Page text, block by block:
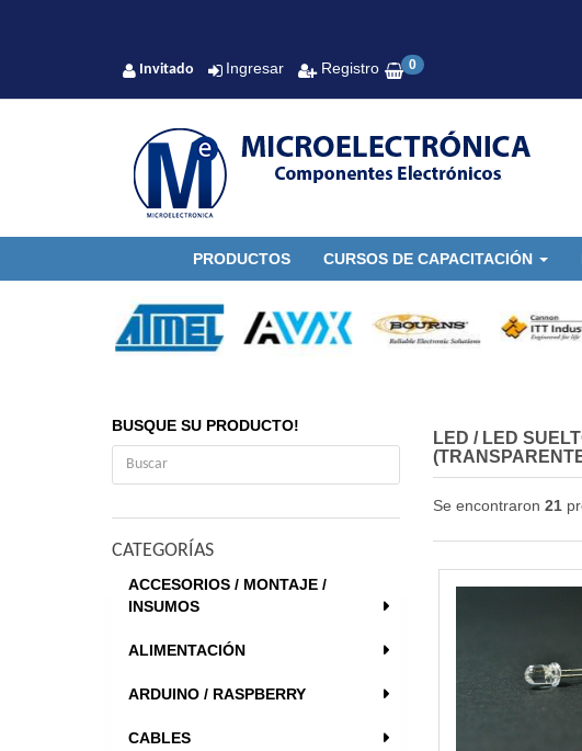
Invitado Ingresar Registro 0
PRODUCTOS CURSOS DE CAPACITACIÓN
BUSQUE SU PRODUCTO!
CATEGORÍAS
ACCESORIOS / MONTAJE /
INSUMOS
ALIMENTACIÓN
ARDUINO / RASPBERRY
CABLES
LED / LED
Se encontraron 21